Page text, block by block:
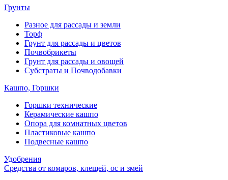
Грунты
Разное для рассады и земли
Торф
Грунт для рассады и цветов
Почвобрикеты
Грунт для рассады и овощей
Субстраты и Почводобавки
Кашпо, Горшки
Горшки технические
Керамические кашпо
Опора для комнатных цветов
Пластиковые кашпо
Подвесные кашпо
Удобрения
Средства от комаров, клещей, ос и змей